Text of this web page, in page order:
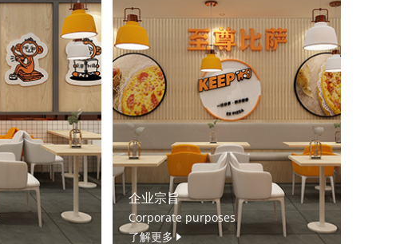
企业宗旨
Corporate purposes
了解更多